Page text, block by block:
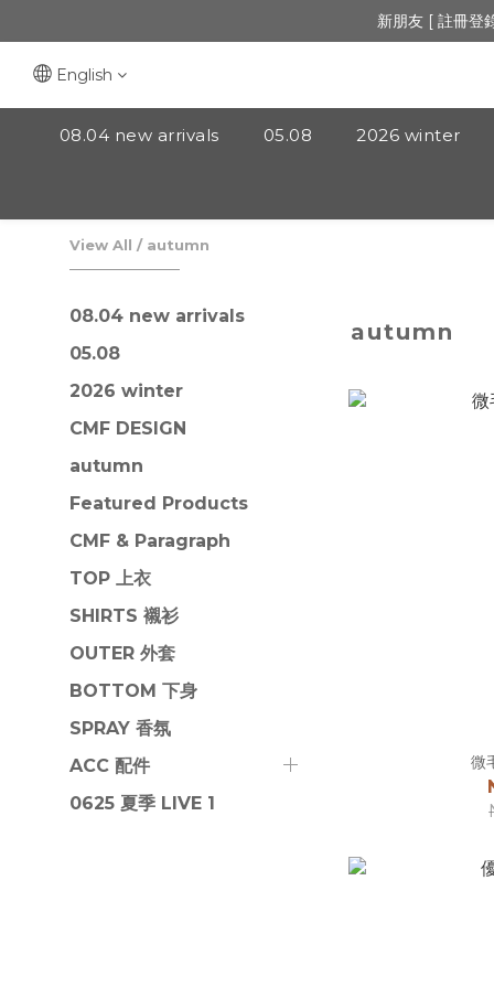
🔺「會員制」
新朋友 [ 註冊登
English
08.04 new arrivals 05.08 2026 winter
View All / autumn
08.04 new arrivals
05.08
2026 winter
CMF DESIGN
autumn
Featured Products
CMF & Paragraph
TOP 上衣
SHIRTS 襯衫
OUTER 外套
BOTTOM 下身
SPRAY 香氛
ACC 配件
0625 夏季 LIVE 1
autumn
微